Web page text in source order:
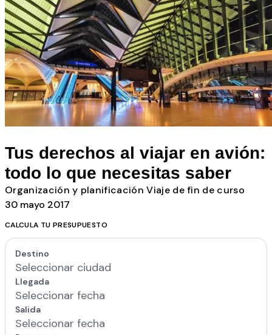
Tus derechos al viajar en avión:
todo lo que necesitas saber
Organización y planificaciónViaje de fin de curso
30 mayo 2017
CALCULA TU PRESUPUESTO